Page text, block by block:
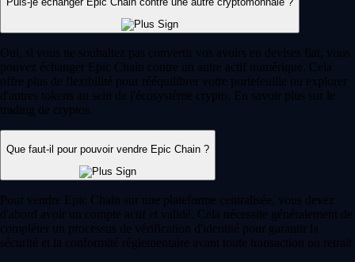
Oui, si vous ne souhaitez pas convertir vos avoirs en devises fiat, vous
pouvez échanger Epic Chain contre un autre actif numérique. Cela
offre plus de flexibilité pour rééquilibrer votre portefeuille ou explorer
d'autres tokens au sein de l'écosystème crypto. En savoir plus sur le
trading de cryptos.
Que faut-il pour pouvoir vendre Epic Chain ?
Pour vendre Epic Chain sur une plateforme centralisée, vous devez
d'abord avoir un compte actif et validé. Cela nécessite généralement de
compléter un processus de vérification d'identité pour garantir la
sécurité et la conformité réglementaire avant toute transaction ou retrait.